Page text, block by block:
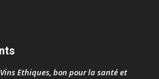
Vins Ethiques, bon pour la santé et